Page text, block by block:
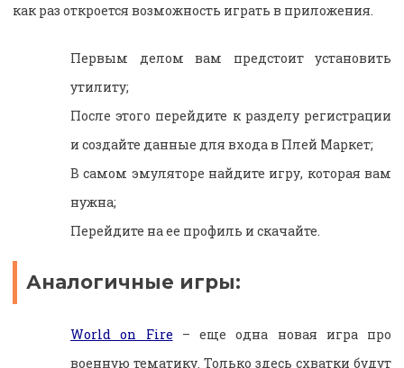
как раз откроется возможность играть в приложения.
Первым делом вам предстоит установить
утилиту;
После этого перейдите к разделу регистрации
и создайте данные для входа в Плей Маркет;
В самом эмуляторе найдите игру, которая вам
нужна;
Перейдите на ее профиль и скачайте.
Аналогичные игры:
World on Fire – еще одна новая игра про
военную тематику. Только здесь схватки будут